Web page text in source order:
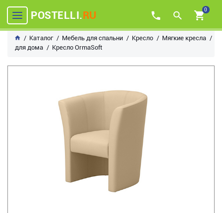
POSTELLI.RU 0
Каталог Мебель для спальни Кресло
Мягкие кресла
для дома
Кресло OrmaSoft